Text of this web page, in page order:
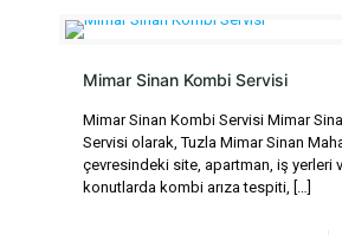
Mimar Sinan Kombi Servisi
Mimar Sinan Kombi Servisi Mimar
Servisi olarak, Tuzla Mimar Sinan
çevresindeki site, apartman, iş yerleri
konutlarda kombi arıza tespiti, […]